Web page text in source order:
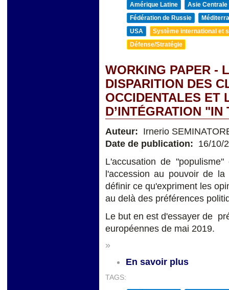
Amérique Latine
Asie Centrale
Fédération de Russie
USA
Système international et
Défense/Stratégie
WORKING PAPER -
DISPARITION DES
OCCIDENTALES ET
D’INTÉGRATION
Auteur: Irnerio
Date de publication: 16/10/
L'accusation de
l'accession au pouvoir de
définir ce qu'expriment les
au delà des préférences
Le but en est d'essayer de
européennes de mai 2019.
»
En savoir plus
TAGS: